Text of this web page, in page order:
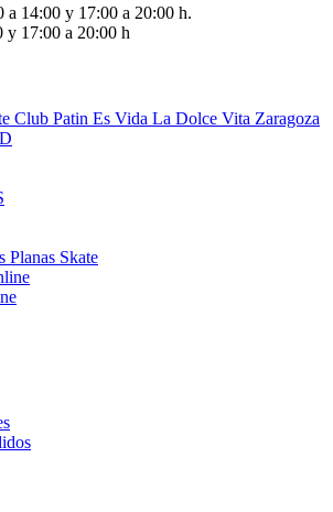
a 14:00 y 17:00 a 20:00 h.
y 17:00 a 20:00 h
Club Patin Es Vida La Dolce Vita Zaragoza
Planas Skate